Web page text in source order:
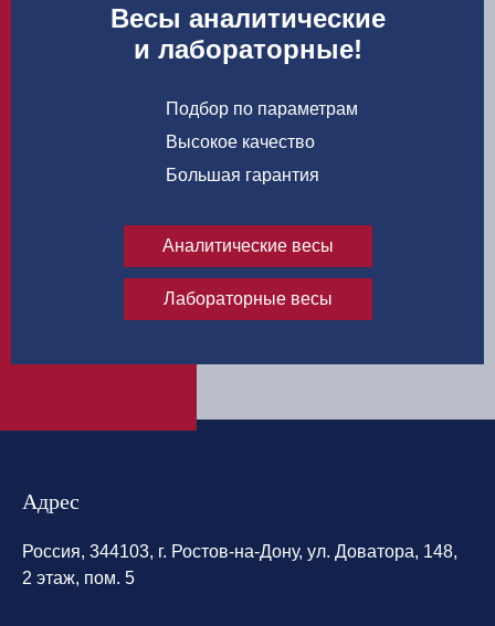
Весы аналитические
и лабораторные!
Подбор по параметрам
Высокое качество
Большая гарантия
Аналитические весы
Лабораторные весы
Адрес
Россия, 344103, г. Ростов-на-Дону, ул. Доватора, 148,
2 этаж, пом. 5